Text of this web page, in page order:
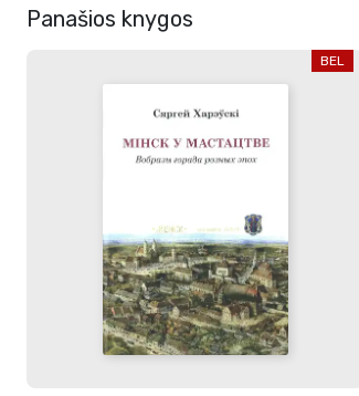
Panašios knygos
BEL